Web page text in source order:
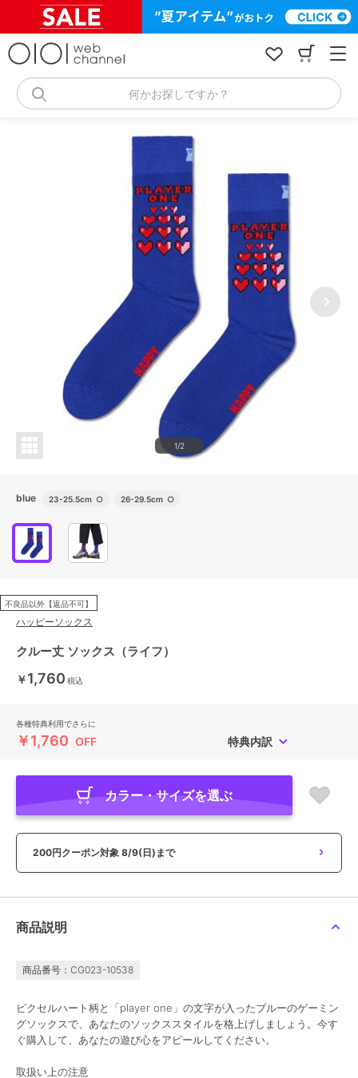
何かお探しですか？
1/2
blue 23-25.5cm ○ 26-29.5cm ○
不良品以外【返品不可】
ハッピーソックス
クルー丈 ソックス（ライフ）
￥1,760 税込
各種特典利用でさらに
￥1,760 OFF 特典内訳
カラー・サイズを選ぶ
200円クーポン対象 8/9(日)まで
商品説明
商品番号：CG023-10538
ピクセルハート柄と「player one」の文字が入ったブルーのゲーミン
グソックスで、あなたのソックススタイルを格上げしましょう。今す
ぐ購入して、あなたの遊び心をアピールしてください。
取扱い上の注意